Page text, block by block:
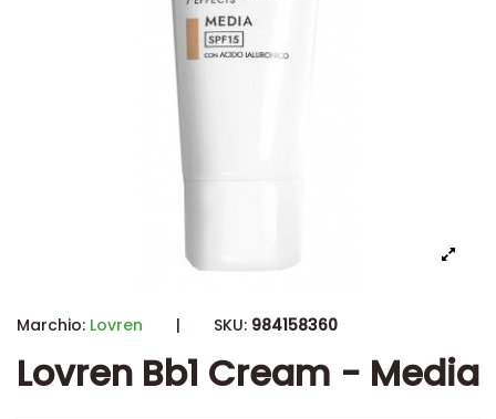
Marchio: Lovren | SKU: 984158360
Lovren Bb1 Cream - Media